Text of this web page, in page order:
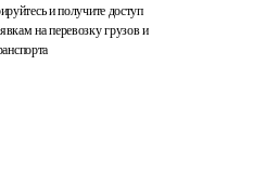
и получите доступ
на перевозку грузов и